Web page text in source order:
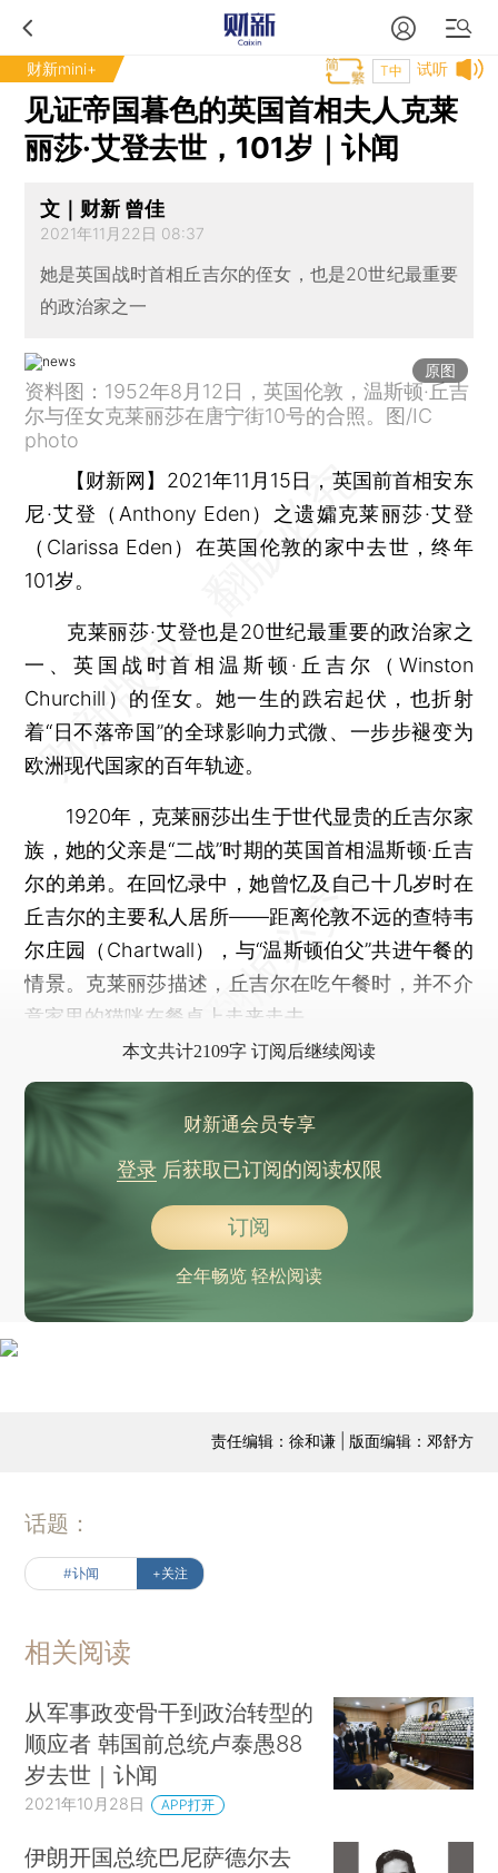
财新mini+ 试听
T中
见证帝国暮色的英国首相夫人克莱
丽莎·艾登去世，101岁｜讣闻
文｜财新 曾佳
2021年11月22日 08:37
她是英国战时首相丘吉尔的侄女，也是20世纪最重要
的政治家之一
原图
资料图：1952年8月12日，英国伦敦，温斯顿·丘吉
尔与侄女克莱丽莎在唐宁街10号的合照。图/IC
photo
【财新网】 2021年11月15日，英国前首相安东
尼·艾登（Anthony Eden）之遗孀克莱丽莎·艾登
（Clarissa Eden）在英国伦敦的家中去世，终年
101岁。
克莱丽莎·艾登也是20世纪最重要的政治家之
一、英国战时首相温斯顿·丘吉尔（Winston
Churchill）的侄女。她一生的跌宕起伏，也折射
着“日不落帝国”的全球影响力式微、一步步褪变为
欧洲现代国家的百年轨迹。
1920年，克莱丽莎出生于世代显贵的丘吉尔家
族，她的父亲是“二战”时期的英国首相温斯顿·丘吉
尔的弟弟。在回忆录中，她曾忆及自己十几岁时在
丘吉尔的主要私人居所——距离伦敦不远的查特韦
尔庄园（Chartwall），与“温斯顿伯父”共进午餐的
情景。克莱丽莎描述，丘吉尔在吃午餐时，并不介
意家里的猫咪在餐桌上走来走去。
本文共计2109字 订阅后继续阅读
财新通会员专享
登录后获取已订阅的阅读权限
订阅
全年畅览 轻松阅读
责任编辑：徐和谦 | 版面编辑：邓舒方
话题：
#讣闻 +关注
相关阅读
从军事政变骨干到政治转型的
顺应者 韩国前总统卢泰愚88
岁去世｜讣闻
2021年10月28日 APP打开
伊朗开国总统巴尼萨德尔去